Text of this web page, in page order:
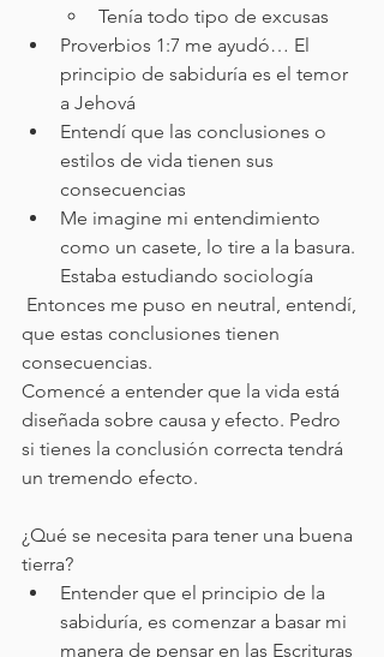
Tenía todo tipo de excusas
Proverbios 1:7 me ayudó… El
principio de sabiduría es el temor
a Jehová
Entendí que las conclusiones o
estilos de vida tienen sus
consecuencias
Me imagine mi entendimiento
como un casete, lo tire a la basura.
Estaba estudiando sociología
que estas conclusiones tienen
consecuencias.
Comencé a entender que la vida está
diseñada sobre causa y efecto. Pedro
si tienes la conclusión correcta tendrá
un tremendo efecto.
¿Qué se necesita para tener una buena
tierra?
Entender que el principio de la
sabiduría, es comenzar a basar mi
manera de pensar en las Escrituras